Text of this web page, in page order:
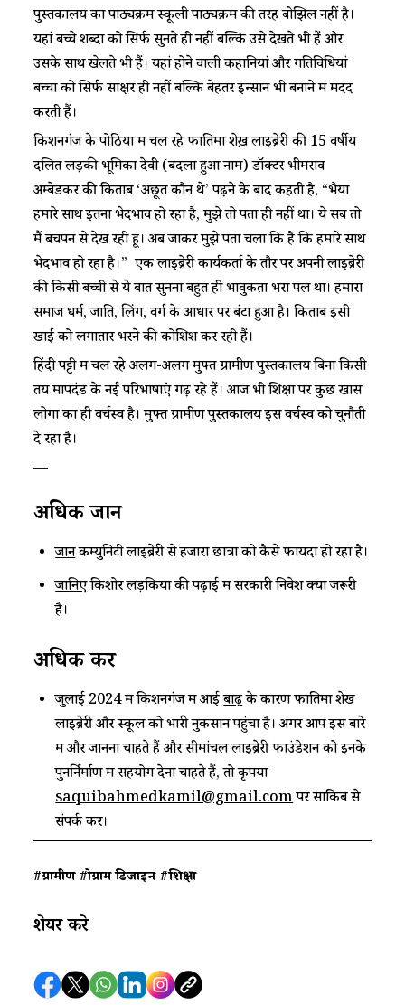
पुस्तकालय का पाठ्यक्रम स्कूली पाठ्यक्रम की तरह बोझिल नहीं है।
यहां बच्चे शब्दों को सिर्फ सुनते ही नहीं बल्कि उसे देखते भी हैं और
उसके साथ खेलते भी हैं। यहां होने वाली कहानियां और गतिविधियां
बच्चों को सिर्फ साक्षर ही नहीं बल्कि बेहतर इन्सान भी बनाने में मदद
करती हैं।
किशनगंज के पोठिया में चल रहे फातिमा शेख़ लाइब्रेरी की 15 वर्षीय
दलित लड़की भूमिका देवी (बदला हुआ नाम) डॉक्टर भीमराव
अम्बेडकर की किताब ‘अछूत कौन थे’ पढ़ने के बाद कहती है, “भैया
हमारे साथ इतना भेदभाव हो रहा है, मुझे तो पता ही नहीं था। ये सब तो
मैं बचपन से देख रही हूं। अब जाकर मुझे पता चला कि है कि हमारे साथ
भेदभाव हो रहा है।” एक लाइब्रेरी कार्यकर्ता के तौर पर अपनी लाइब्रेरी
की किसी बच्ची से ये बात सुनना बहुत ही भावुकता भरा पल था। हमारा
समाज धर्म, जाति, लिंग, वर्ग के आधार पर बंटा हुआ है। किताबें इसी
खाई को लगातार भरने की कोशिश कर रही हैं।
हिंदी पट्टी में चल रहे अलग-अलग मुफ्त ग्रामीण पुस्तकालय बिना किसी
तय मापदंड के नई परिभाषाएं गढ़ रहे हैं। आज भी शिक्षा पर कुछ खास
लोगों का ही वर्चस्व है। मुफ्त ग्रामीण पुस्तकालय इस वर्चस्व को चुनौती
दे रहा है।
—
अधिक जानें
जानेंकम्युनिटी लाइब्रेरी से हजारों छात्रों को कैसे फायदा हो रहा है।
जानिएकिशोर लड़कियों की पढ़ाई में सरकारी निवेश क्यों जरूरी
है।
अधिक करें
जुलाई 2024 में किशनगंज में आईबाढ़के कारण फातिमा शेख
लाइब्रेरी और स्कूल को भारी नुकसान पहुंचा है। अगर आप इस बारे
में और जानना चाहते हैं और सीमांचल लाइब्रेरी फाउंडेशन को इनके
पुनर्निर्माण में सहयोग देना चाहते हैं, तो कृपया
saquibahmedkamil@gmail.comपर साकिब से
संपर्क करें।
#ग्रामीण #प्रोग्राम डिजाइन #शिक्षा
शेयर करे